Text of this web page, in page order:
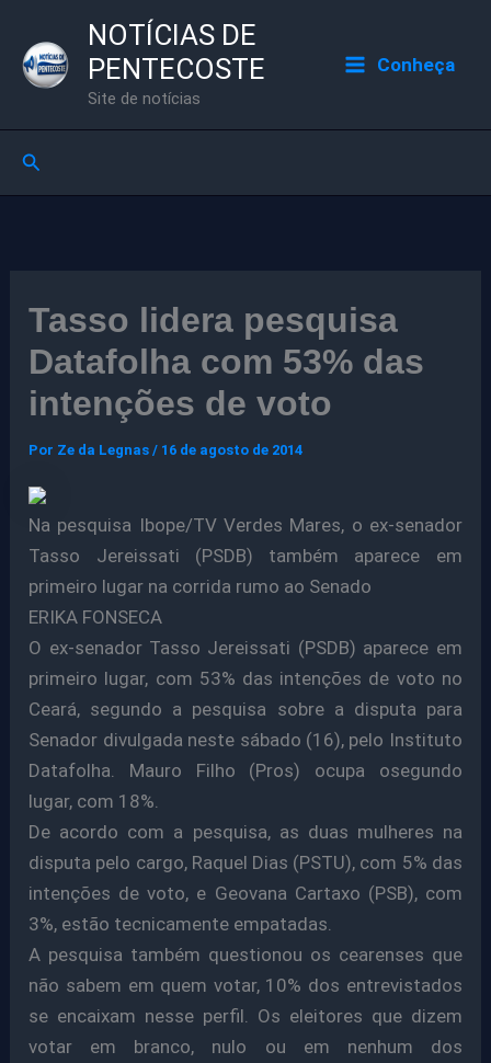
para
NOTÍCIAS DE
PENTECOSTE
Site de notícias
Conheça
Pesquisar
Tasso lidera pesquisa
Datafolha com 53% das
intenções de voto
Por Ze da Legnas/ 16 de agosto de 2014
Na pesquisa Ibope/TV Verdes Mares, o ex-senador
Tasso Jereissati (PSDB) também aparece em
primeiro lugar na corrida rumo ao Senado
ERIKA FONSECA
O ex-senador Tasso Jereissati (PSDB) aparece em
primeiro lugar, com 53% das intenções de voto no
Ceará, segundo a pesquisa sobre a disputa para
Senador divulgada neste sábado (16), pelo Instituto
Datafolha. Mauro Filho (Pros) ocupa osegundo
lugar, com 18%.
De acordo com a pesquisa, as duas mulheres na
disputa pelo cargo, Raquel Dias (PSTU), com 5% das
intenções de voto, e Geovana Cartaxo (PSB), com
3%, estão tecnicamente empatadas.
A pesquisa também questionou os cearenses que
não sabem em quem votar, 10% dos entrevistados
se encaixam nesse perfil. Os eleitores que dizem
votar em branco, nulo ou em nenhum dos